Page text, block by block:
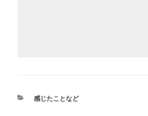
カ
感じたことなど